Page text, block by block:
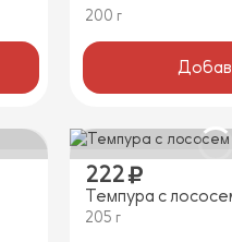
200 г
222
Темпура с
205 г